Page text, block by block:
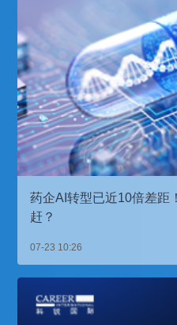
药企AI转型已近10倍差距
赶？
07-23 10:26